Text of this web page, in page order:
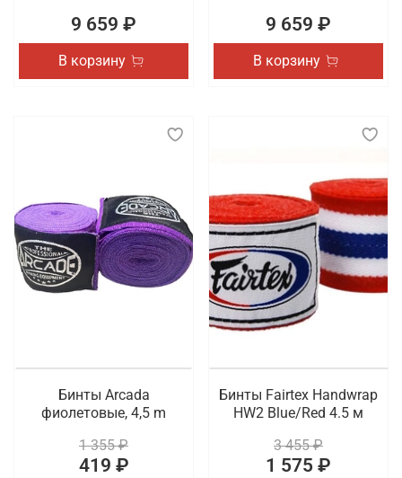
9 659 ₽
В корзину
9 659 ₽
В корзину
Бинты Arcada
фиолетовые, 4,5 m
1 355 ₽
419 ₽
Бинты Fairtex Handwrap
HW2 Blue/Red 4.5 м
3 455 ₽
1 575 ₽